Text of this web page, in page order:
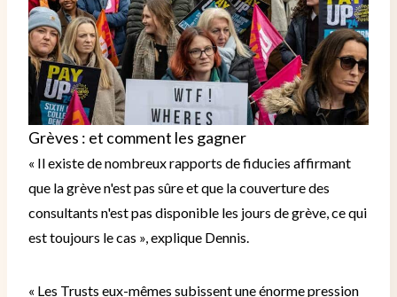
Grèves : et comment les gagner
« Il existe de nombreux rapports de fiducies affirmant
que la grève n'est pas sûre et que la couverture des
consultants n'est pas disponible les jours de grève, ce qui
est toujours le cas », explique Dennis.
« Les Trusts eux-mêmes subissent une énorme pression